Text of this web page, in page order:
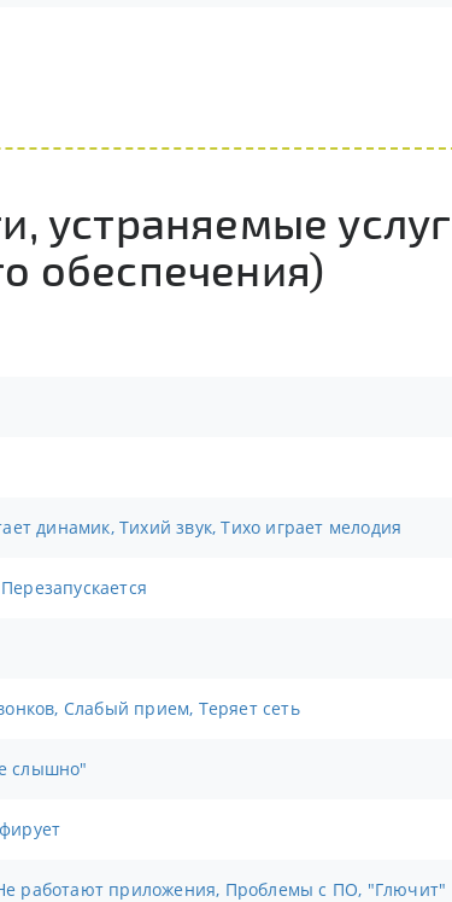
устраняемые
обеспечения)
динамик, Тихий звук, Тихо играет мелодия
Слабый прием, Теряет сеть
слышно"
работают приложения, Проблемы с ПО, "Глючит"